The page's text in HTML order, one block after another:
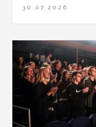
30.07.2026